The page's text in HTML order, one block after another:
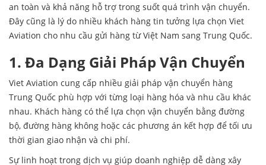
an toàn và khả năng hỗ trợ trong suốt quá trình vận chuyển.
Đây cũng là lý do nhiều khách hàng tin tưởng lựa chọn Viet
Aviation cho nhu cầu gửi hàng từ Việt Nam sang Trung Quốc.
1. Đa Dạng Giải Pháp Vận Chuyển
Viet Aviation cung cấp nhiều giải pháp vận chuyển hàng
Trung Quốc phù hợp với từng loại hàng hóa và nhu cầu khác
nhau. Khách hàng có thể lựa chọn vận chuyển bằng đường
bộ, đường hàng không hoặc các phương án kết hợp để tối ưu
thời gian giao nhận và chi phí.
Sự linh hoạt trong dịch vụ giúp doanh nghiệp dễ dàng xây